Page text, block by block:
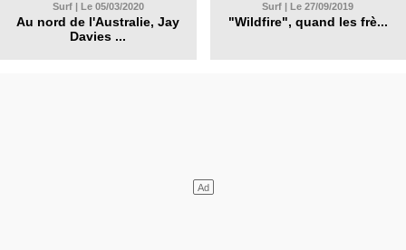
Surf | Le 05/03/2020
Au nord de l'Australie, Jay
Davies ...
Surf | Le 27/09/2019
"Wildfire", quand les frè...